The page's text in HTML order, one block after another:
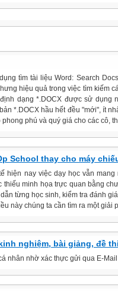
tìm tài liệu Word: Search
hiệu quả trong việc tìm kiếm
dạng *.DOCX được sử dụng
*.DOCX hầu hết đều "mới", ít
phú và quý giá cho các cô,
School thay cho máy
hiện nay việc dạy học vẫn
thiếu minh họa trực quan bằng
từng học sinh, kiểm tra đánh
này chúng ta cần tìm ra một giải
nghiệm, bài giảng, đề
nhân nhờ xác thực gửi qua E-